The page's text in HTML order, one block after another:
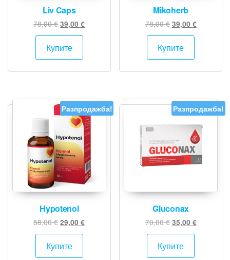
Liv Caps
78,00€Original
price
was:
39,00€Текущата
Купите
Mikoherb
78,00€ Original
price
was:
39,00 €Текущата
Купите
Разпродажба!
Hypotenol
58,00€Original
price
was:
58,00 €.
29,00€Текущата
Купите
Разпродажба!
Gluconax
70,00€ Original
price
was:
70,00 €.
35,00 €Текущата
Купите